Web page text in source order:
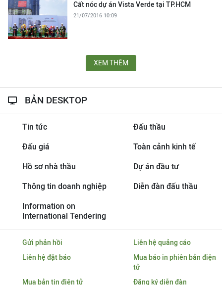
Cất nóc dự án Vista Verde tại TP.HCM
21/07/2016 10:09
XEM THÊM
BẢN DESKTOP
Tin tức Đấu thầu
Đấu giá Toàn cảnh kinh tế
Hồ sơ nhà thầu Dự án đầu tư
Thông tin doanh nghiệp Diễn đàn đấu thầu
Information on
International Tendering
Gửi phản hồi
Liên hệ quảng cáo
Liên hệ đặt báo
Mua báo in phiên bản điện
tử
Mua bản tin điện tử
Đăng ký diễn đàn